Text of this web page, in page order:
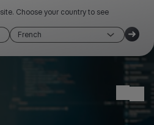
Choose your country to see
French